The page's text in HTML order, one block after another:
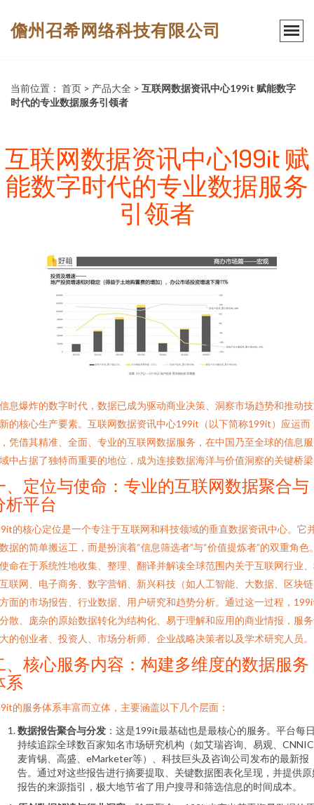
儋州召希网络科技有限公司
当前位置： 首页 > 产品大全 > 互联网数据资讯中心199it 赋能数字
时代的专业数据服务引领者
互联网数据资讯中心199it 赋
能数字时代的专业数据服务
引领者
息爆炸的数字时代，数据已成为驱动商业决策、洞察市场趋势和推动
的核心生产要素。互联网数据资讯中心199it（以下简称199it）应运而
凭借其精准、全面、专业的互联网数据服务，在中国乃至全球的信息
中占据了独特而重要的地位，成为连接数据海洋与价值洞察的关键桥
、定位与使命：专业的互联网数据聚合与
析平台
的核心定位是一个专注于互联网和科技领域的垂直数据资讯中心。它
据的简单搬运工，而是扮演着“信息筛选者”与“价值提炼者”的双重角色
命在于系统性地收集、整理、翻译并解读全球范围内关于互联网行业
联网、电子商务、数字营销、新兴科技（如人工智能、大数据、区块
面的市场报告、行业数据、用户研究和趋势分析。通过这一过程，
散、庞杂的原始数据转化为结构化、易于理解和应用的商业情报，服
的创业者、投资人、市场分析师、企业战略决策者以及学术研究人员。
、核心服务内容：构建多维度的数据服务
系
的服务体系丰富而立体，主要涵盖以下几个层面：
数据报告聚合与分发 ：这是199it最基础也是最核心的服务。平台每
持续追踪全球数百家知名市场研究机构（如艾瑞咨询、易观、
麦肯锡、高盛、eMarketer等）、科技巨头及咨询公司发布的最新报
告。通过对这些报告进行摘要提取、关键数据图表化呈现，并提供原
报告的来源指引，极大地节省了用户搜寻和筛选信息的时间成本。